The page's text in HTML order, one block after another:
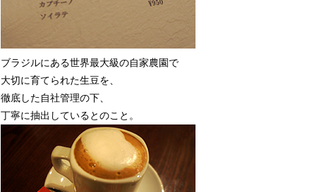
ブラジルにある世界最大級の自家農園で
大切に育てられた生豆を、
徹底した自社管理の下、
丁寧に抽出しているとのこと。